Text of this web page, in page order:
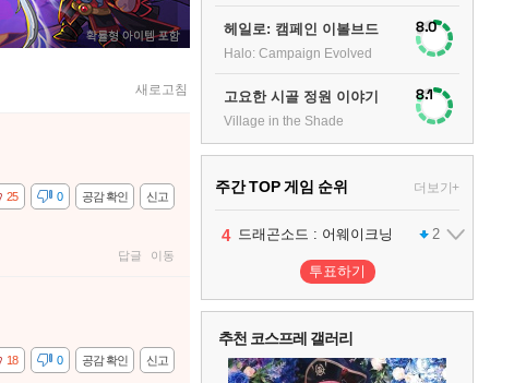
새로고침
신고
공감 확인
공감 0
25
답글 이동
신고
공감 확인
공감 0
18
헤일로: 캠페인 이볼브드
Halo: Campaign Evolved
8.0
고요한 시골 정원 이야기
Village in the Shade
8.1
주간 TOP 게임 순위 더보기+
1 팰월드
2 1
3 프로야구스피리츠2026 2
4 드래곤소드 : 어웨이크닝 2
5 블라인드 삼국 1
6 그랑블루 판타지 리링크 - 엔드리스 라그나로크 1
투표하기
추천 코스프레 갤러리